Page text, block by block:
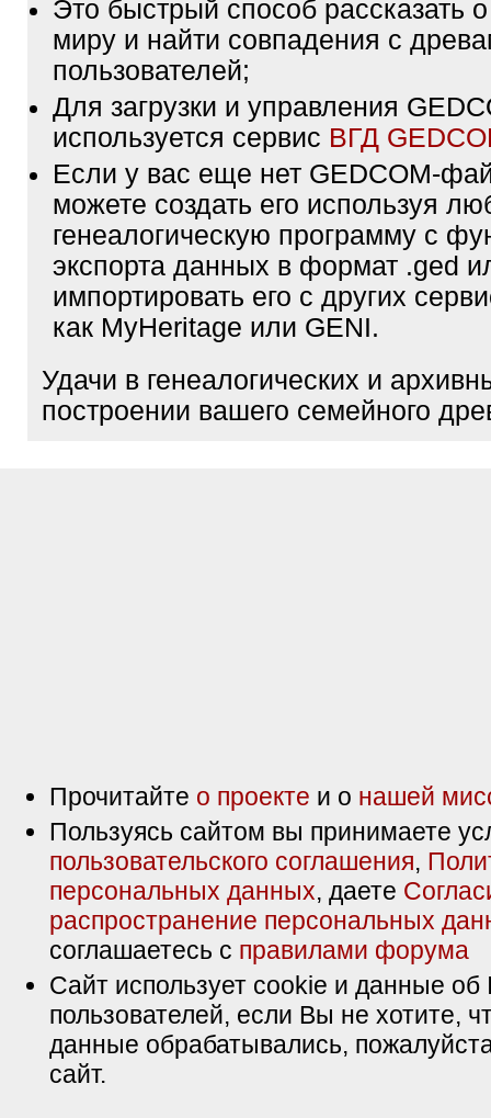
Это быстрый способ рассказать
миру и найти совпадения с
пользователей;
Для загрузки и управления
используется сервис ВГД
Если у вас еще нет GEDCOM-
можете создать его используя
генеалогическую программу с
экспорта данных в формат .ged
импортировать его с других
как MyHeritage или GENI.
Удачи в генеалогических и
построении вашего семейного
Прочитайте о проекте и о нашей
Пользуясь сайтом вы принимаете
пользовательского соглашения,
персональных данных, даете
распространение персональных
соглашаетесь с правилами форума
Сайт использует cookie и данные об
пользователей, если Вы не хотите,
данные обрабатывались,
сайт.